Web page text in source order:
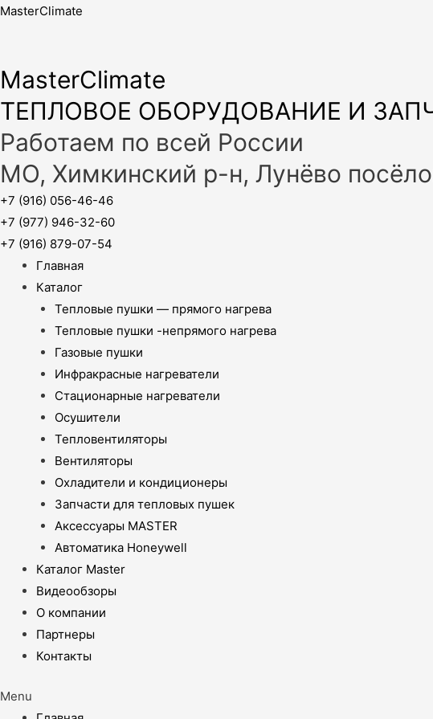
MasterClimate
MasterClimate
ТЕПЛОВОЕ ОБОРУДОВАНИЕ И
Работаем по всей России
МО, Химкинский р-н, Лунёво
+7 (916) 056-46-46
+7 (977) 946-32-60
+7 (916) 879-07-54
Главная
Каталог
Тепловые пушки — прямого нагрева
Тепловые пушки -непрямого нагрева
Газовые пушки
Инфракрасные нагреватели
Стационарные нагреватели
Осушители
Тепловентиляторы
Вентиляторы
Охладители и кондиционеры
Запчасти для тепловых пушек
Аксессуары MASTER
Автоматика Honeywell
Каталог Master
Видеообзоры
О компании
Партнеры
Контакты
Menu